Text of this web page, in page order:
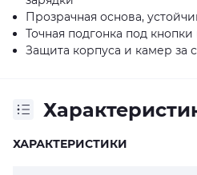
Прозрачная основа,
Точная подгонка под
Защита корпуса и камер за
ХАРАКТЕРИСТИКИ